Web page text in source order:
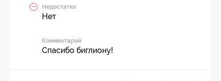
Недостатки
Нет
Комментарий
Спасибо биглиону!